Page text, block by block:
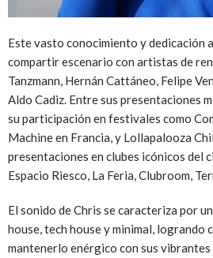
Este vasto conocimiento y dedicación
compartir escenario con artistas de
Tanzmann, Hernán Cattáneo, Felipe
Aldo Cadiz. Entre sus presentaciones
su participación en festivales como
Machine en Francia, y Lollapalooza
presentaciones en clubes icónicos del
Espacio Riesco, La Feria, Clubroom,
El sonido de Chris se caracteriza por
house, tech house y minimal, logrando
mantenerlo enérgico con sus